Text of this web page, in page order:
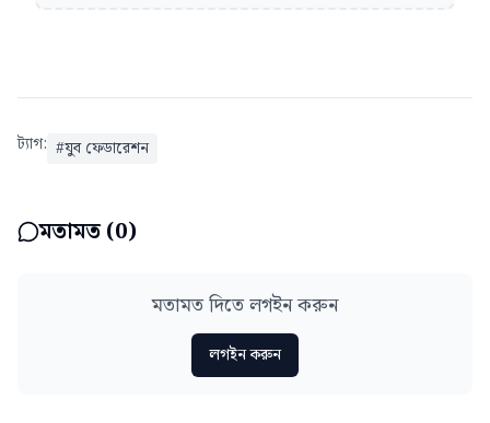
ট্যাগ: #যুব ফেডারেশন
মতামত (0)
মতামত দিতে লগইন করুন
লগইন করুন